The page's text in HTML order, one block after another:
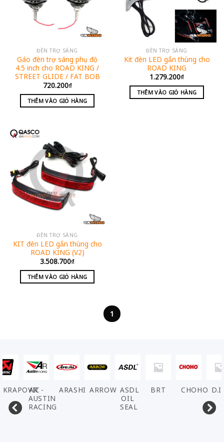
ĐÈN TRỢ SÁNG
Gáo đèn trợ sáng phụ độ
4.5 inch cho ROAD KING /
STREET GLIDE / FAT BOB
720.200₫
THÊM VÀO GIỎ HÀNG
ĐÈN TRỢ SÁNG
Kit đèn LED gắn thùng cho
ROAD KING
1.279.200₫
THÊM VÀO GIỎ HÀNG
ĐÈN TRỢ SÁNG
KIT đèn LED gắn thùng cho
ROAD KING (V2)
3.508.700₫
THÊM VÀO GIỎ HÀNG
1
AR -
AUSTIN
RACING
ARASHI ARROW ASDL
OIL
SEAL
BRT CHOHO